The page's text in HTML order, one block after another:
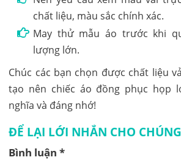
chất liệu, màu sắc chính xác.
May thử mẫu áo trước khi
lượng lớn.
Chúc các bạn chọn được chất liệu
tạo nên chiếc áo đồng phục họp
nghĩa và đáng nhớ!
ĐỂ LẠI LỚI NHẮN CHO
Bình luận*